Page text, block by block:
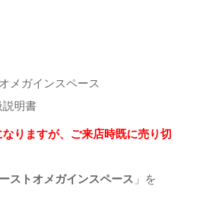
メガインスペース
明書
りますが、ご来店時既に売り切
ストオメガインスペース 」を